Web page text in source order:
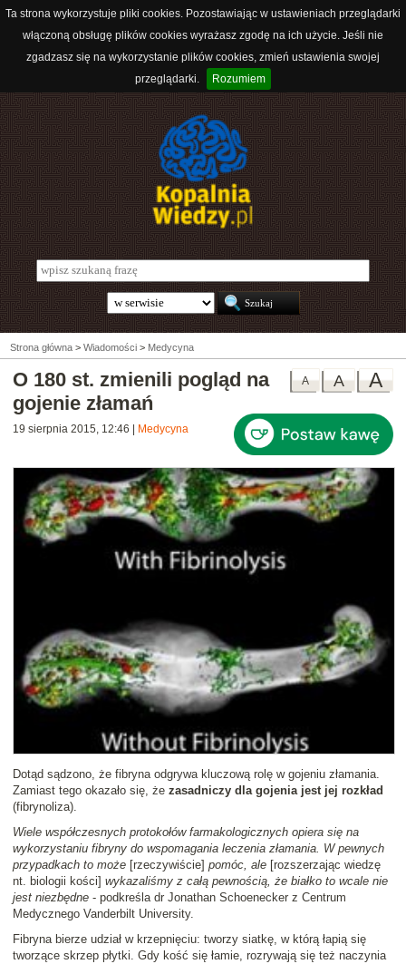
Ta strona wykorzystuje pliki cookies. Pozostawiając w ustawieniach przeglądarki
włączoną obsługę plików cookies wyrażasz zgodę na ich użycie. Jeśli nie
zgadzasz się na wykorzystanie plików cookies, zmień ustawienia swojej
przeglądarki.
Rozumiem
Strona główna > Wiadomości > Medycyna
A
A
A
O 180 st. zmienili pogląd na
gojenie złamań
19 sierpnia 2015, 12:46 Medycyna
Dotąd sądzono, że fibryna odgrywa kluczową rolę w gojeniu złamania.
Zamiast tego okazało się, że zasadniczy dla gojenia jest jej rozkład
(fibrynoliza).
Wiele współczesnych protokołów farmakologicznych opiera się na
wykorzystaniu fibryny do wspomagania leczenia złamania. W pewnych
przypadkach to może [rzeczywiście] pomóc, ale [rozszerzając wiedzę
nt. biologii kości] wykazaliśmy z całą pewnością, że białko to wcale nie
jest niezbędne - podkreśla dr Jonathan Schoenecker z Centrum
Medycznego Vanderbilt University.
Fibryna bierze udział w krzepnięciu: tworzy siatkę, w którą łapią się
tworzące skrzep płytki. Gdy kość się łamie, rozrywają się też naczynia